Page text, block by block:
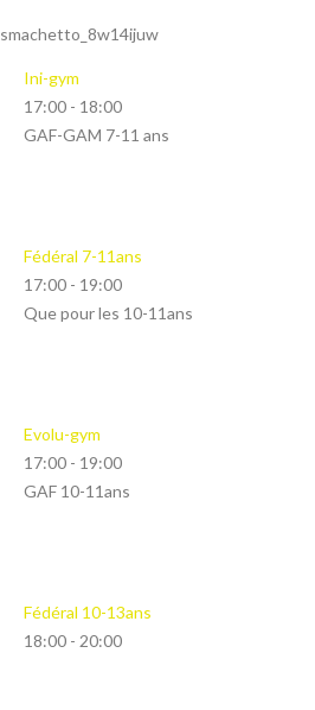
smachetto_8w14ijuw
Ini-gym
17:00 - 18:00
GAF-GAM 7-11 ans
Fédéral 7-11ans
17:00 - 19:00
Que pour les 10-11ans
Evolu-gym
17:00 - 19:00
GAF 10-11ans
Fédéral 10-13ans
18:00 - 20:00